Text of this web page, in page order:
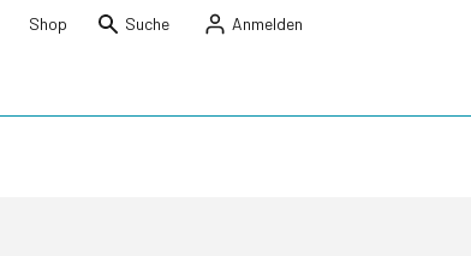
Shop Suche Anmelden